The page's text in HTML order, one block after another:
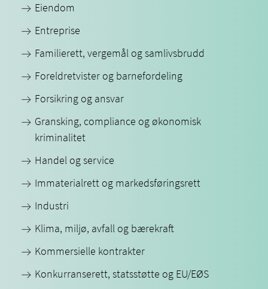
Eiendom
Entreprise
Familierett, vergemål og samlivsbrudd
Foreldretvister og barnefordeling
Forsikring og ansvar
Gransking, compliance og økonomisk
kriminalitet
Handel og service
Immaterialrett og markedsføringsrett
Industri
Klima, miljø, avfall og bærekraft
Kommersielle kontrakter
Konkurranserett, statsstøtte og EU/EØS